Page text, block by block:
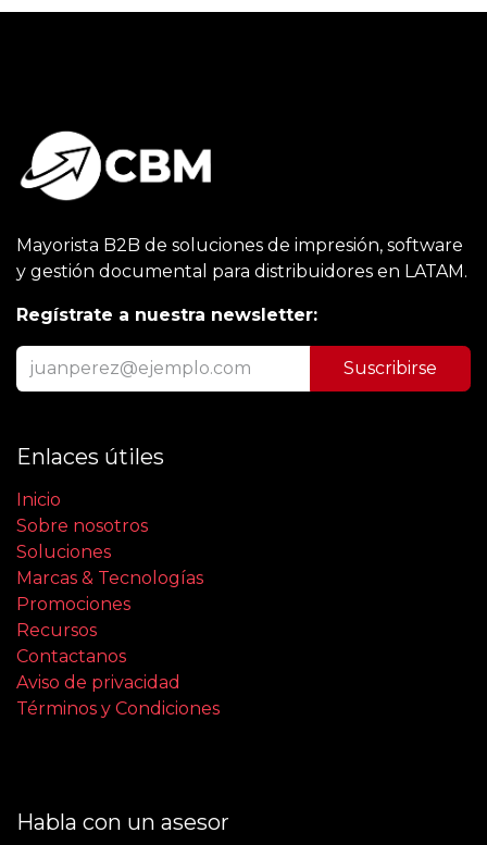
Mayorista B2B de soluciones de impresión, software
y gestión documental para distribuidores en LATAM.
Regístrate a nuestra newsletter:
Suscribirse
Enlaces útiles
Inicio
Sobre nosotros
Soluciones
Marcas & Tecnologías
Promociones
Recursos
Contactanos
Aviso de privacidad
Términos y Condiciones
Habla con un asesor